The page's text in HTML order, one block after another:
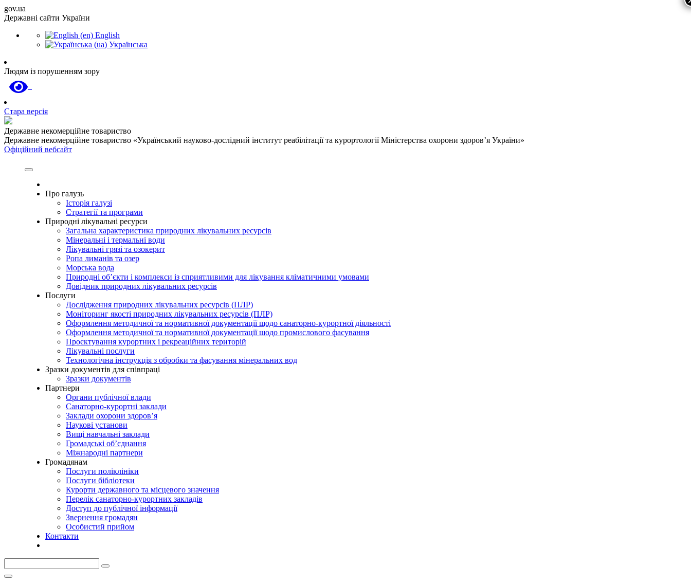
gov.ua
Державні сайти України
English
Українська
Людям із порушенням зору
Стара версія
Державне некомерційне товариство
Державне некомерційне товариство «Український науково-дослідний інститут реабілітації та курортології Міністерства охорони здоров’я України»
Офіційний вебсайт
Про галузь
Історія галузі
Стратегії та програми
Природні лікувальні ресурси
Загальна характеристика природних лікувальних ресурсів
Мінеральні і термальні води
Лікувальні грязі та озокерит
Ропа лиманів та озер
Морська вода
Природні об’єкти і комплекси із сприятливими для лікування кліматичними умовами
Довідник природних лікувальних ресурсів
Послуги
Дослідження природних лікувальних ресурсів (ПЛР)
Моніторинг якості природних лікувальних ресурсів (ПЛР)
Оформлення методичної та нормативної документації щодо санаторно-курортної діяльності
Оформлення методичної та нормативної документації щодо промислового фасування
Проєктування курортних і рекреаційних територій
Лікувальні послуги
Технологічна інструкція з обробки та фасування мінеральних вод
Зразки документів для співпраці
Зразки документів
Партнери
Органи публічної влади
Санаторно-курортні заклади
Заклади охорони здоров’я
Наукові установи
Вищі навчальні заклади
Громадські об’єднання
Міжнародні партнери
Громадянам
Послуги поліклініки
Послуги бібліотеки
Курорти державного та місцевого значення
Перелік санаторно-курортних закладів
Доступ до публічної інформації
Звернення громадян
Особистий прийом
Контакти